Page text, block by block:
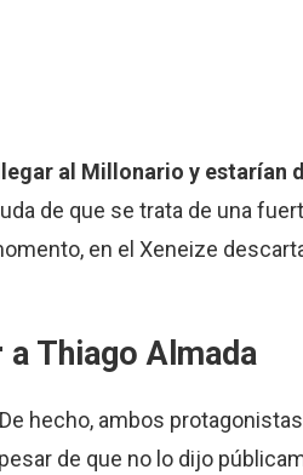
al Millonario y estarían
de que se trata de una
en el Xeneize
Thiago Almada
hecho, ambos
de que no lo dijo